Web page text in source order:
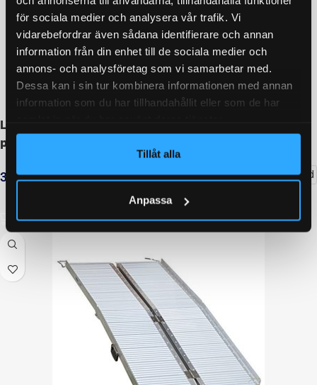
för sociala medier och analysera vår trafik. Vi
vidarebefordrar även sådana identifierare och annan
information från din enhet till de sociala medier och
annons- och analysföretag som vi samarbetar med.
Dessa kan i sin tur kombinera informationen med annan
information som du har tillhandahållit eller som de har
Tillåt alla
Anpassa
Lastramp aluminium 2260x305mm, 680 kg/par (2-
pack)
3 428kr inkl. moms Delbetalning från156kr/månad